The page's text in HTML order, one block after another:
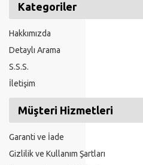
Kategoriler
Hakkımızda
Detaylı Arama
S.S.S.
İletişim
Müşteri Hizmetleri
Garanti ve İade
Gizlilik ve Kullanım Şartları